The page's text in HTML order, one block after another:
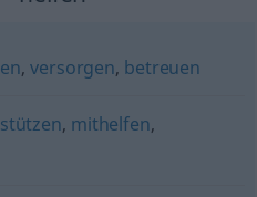
,versorgen, betreuen
, mithelfen,